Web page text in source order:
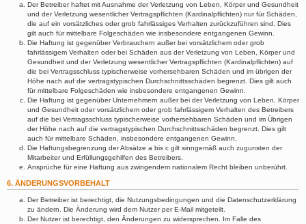
Der Betreiber haftet mit Ausnahme der Verletzung von Leben, Körper und Gesundheit
und der Verletzung wesentlicher Vertragspflichten (Kardinalpflichten) nur für Schäden,
die auf ein vorsätzliches oder grob fahrlässiges Verhalten zurückzuführen sind. Dies
gilt auch für mittelbare Folgeschäden wie insbesondere entgangenen Gewinn.
Die Haftung ist gegenüber Verbrauchern außer bei vorsätzlichem oder grob
fahrlässigem Verhalten oder bei Schäden aus der Verletzung von Leben, Körper und
Gesundheit und der Verletzung wesentlicher Vertragspflichten (Kardinalpflichten) auf
die bei Vertragsschluss typischerweise vorhersehbaren Schäden und im übrigen der
Höhe nach auf die vertragstypischen Durchschnittsschäden begrenzt. Dies gilt auch
für mittelbare Folgeschäden wie insbesondere entgangenen Gewinn.
Die Haftung ist gegenüber Unternehmern außer bei der Verletzung von Leben, Körper
und Gesundheit oder vorsätzlichem oder grob fahrlässigem Verhalten des Betreibers
auf die bei Vertragsschluss typischerweise vorhersehbaren Schäden und im Übrigen
der Höhe nach auf die vertragstypischen Durchschnittsschäden begrenzt. Dies gilt
auch für mittelbare Schäden, insbesondere entgangenen Gewinn.
Die Haftungsbegrenzung der Absätze a bis c gilt sinngemäß auch zugunsten der
Mitarbeiter und Erfüllungsgehilfen des Betreibers.
Ansprüche für eine Haftung aus zwingendem nationalem Recht bleiben unberührt.
6. ÄNDERUNGSVORBEHALT
Der Betreiber ist berechtigt, die Nutzungsbedingungen und die Datenschutzerklärung
zu ändern. Die Änderung wird dem Nutzer per E-Mail mitgeteilt.
Der Nutzer ist berechtigt, den Änderungen zu widersprechen. Im Falle des